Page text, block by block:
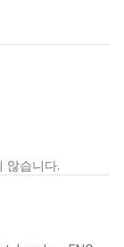
않습니다.